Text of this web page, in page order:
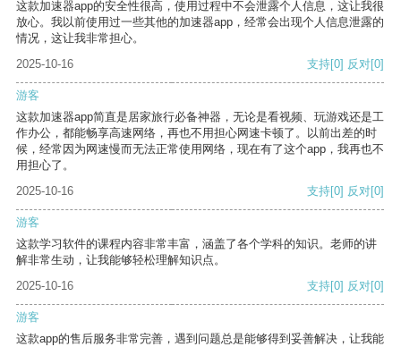
这款加速器app的安全性很高，使用过程中不会泄露个人信息，这让我很
放心。我以前使用过一些其他的加速器app，经常会出现个人信息泄露的
情况，这让我非常担心。
2025-10-16
支持[0] 反对[0]
游客
这款加速器app简直是居家旅行必备神器，无论是看视频、玩游戏还是工
作办公，都能畅享高速网络，再也不用担心网速卡顿了。以前出差的时
候，经常因为网速慢而无法正常使用网络，现在有了这个app，我再也不
用担心了。
2025-10-16
支持[0] 反对[0]
游客
这款学习软件的课程内容非常丰富，涵盖了各个学科的知识。老师的讲
解非常生动，让我能够轻松理解知识点。
2025-10-16
支持[0] 反对[0]
游客
这款app的售后服务非常完善，遇到问题总是能够得到妥善解决，让我能